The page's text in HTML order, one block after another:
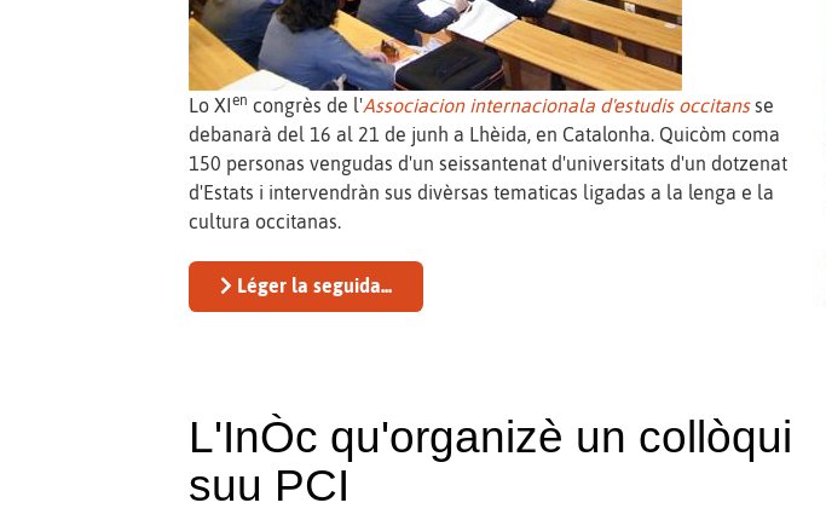
Lo XIen congrès de l'Associacion internacionala d'estudis occitansse
debanarà del 16 al 21 de junh a Lhèida, en Catalonha. Quicòm coma
150 personas vengudas d'un seissantenat d'universitats d'un dotzenat
d'Estats i intervendràn sus divèrsas tematicas ligadas a la lenga e la
cultura occitanas.
Léger la seguida...
L'InÒc qu'organizè un collòqui
suu PCI